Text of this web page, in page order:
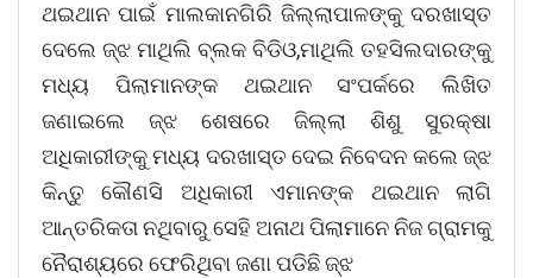
ଥଇଥାନ ପାଇଁ ମାଲକାନଗିରି ଜିଲ୍ଲାପାଳଙ୍କୁ ଦରଖାସ୍ତ
ଦେଲେ ଜ୍ଝ ମାଥିଲି ବ୍ଲକ ବିଡିଓ,ମାଥିଲି ତହସିଲଦାରଙ୍କୁ
ମଧ୍ୟ ପିଲାମାନଙ୍କ ଥଇଥାନ ସଂପର୍କରେ ଲିଖିତ
ଜଣାଇଲେ ଜ୍ଝ ଶେଷରେ ଜିଲ୍ଲା ଶିଶୁ ସୁରକ୍ଷା
ଅଧିକାରୀଙ୍କୁ ମଧ୍ୟ ଦରଖାସ୍ତ ଦେଇ ନିବେଦନ କଲେ ଜ୍ଝ
କିନ୍ତୁ କୌଣସି ଅଧିକାରୀ ଏମାନଙ୍କ ଥଇଥାନ ଲାଗି
ଆନ୍ତରିକତା ନଥିବାରୁ ସେହି ଅନାଥ ପିଲାମାନେ ନିଜ ଗ୍ରାମକୁ
ନୈରାଶ୍ୟରେ ଫେରିଥିବା ଜଣା ପଡିଛି ଜ୍ଝ